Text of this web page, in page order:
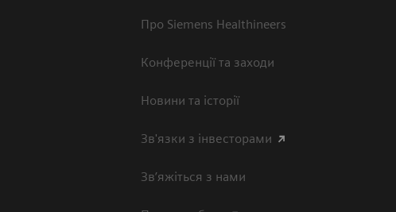
Про Siemens Healthineers
Конференції та заходи
Новини та історії
Зв'язки з інвесторами
Зв’яжіться з нами